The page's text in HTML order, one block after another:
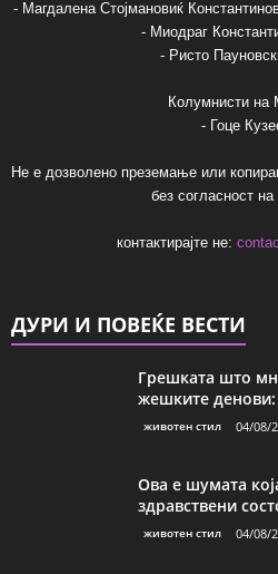
- Магдалена Стојмановиќ
- Миодраг
- Ристо
Колумнисти на
- Гоце
Не е дозволено преземање или
без согласност
контактирајте не:
ДУРИ И ПОВЕЌЕ ВЕСТИ
Грешката што
жешките денови:
животен стил 04/08/
Ова е шумата
здравствени
животен стил 04/08/